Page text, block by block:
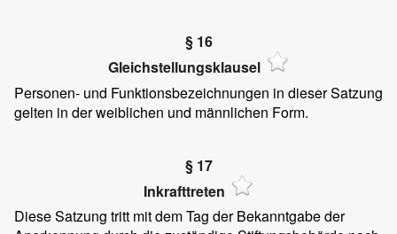
§ 16
Gleichstellungsklausel
Personen- und Funktionsbezeichnungen in dieser Satzung
gelten in der weiblichen und männlichen Form.
§ 17
Inkrafttreten
Diese Satzung tritt mit dem Tag der Bekanntgabe der